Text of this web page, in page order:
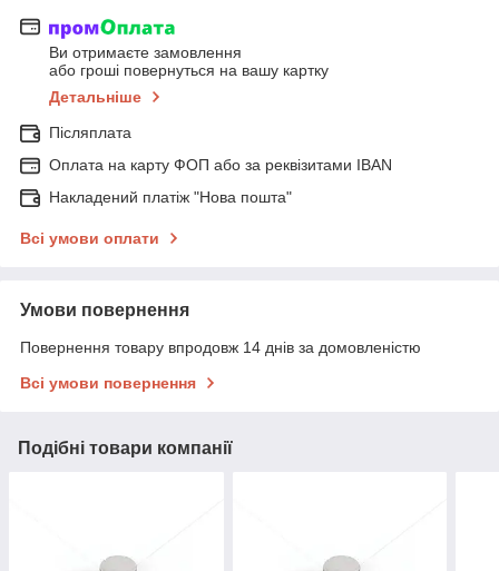
Ви отримаєте замовлення
або гроші повернуться на вашу картку
Детальніше
Післяплата
Оплата на карту ФОП або за реквізитами IBAN
Накладений платіж "Нова пошта"
Всі умови оплати
Умови повернення
Повернення товару впродовж 14 днів за домовленістю
Всі умови повернення
Подібні товари компанії